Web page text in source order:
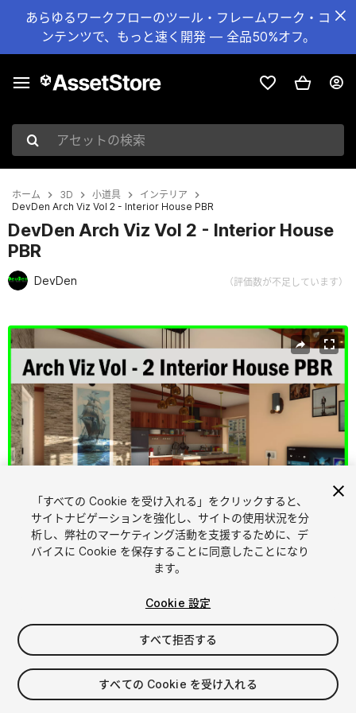
あらゆるワークフローのツール・フレームワーク・コ
ンテンツで、もっと速く開発 — 全品50%オフ。
アセットの検索
ホーム 3D 小道具
インテリア
DevDen Arch Viz Vol 2 - Interior House PBR
DevDen Arch Viz Vol 2 - Interior House
PBR
DevDen （評価数が不足しています）
現在のスライド：1 / 32
1/32
$41.99
消費税は決済時に計算されます
「すべての Cookie を受け入れる」をクリックすると、
サイトナビゲーションを強化し、サイトの使用状況を分
析し、弊社のマーケティング活動を支援するために、デ
バイスに Cookie を保存することに同意したことになり
ます。
Cookie 設定
すべて拒否する
すべての Cookie を受け入れる